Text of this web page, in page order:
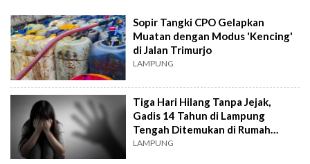
Sopir Tangki CPO Gelapkan
Muatan dengan Modus 'Kencing'
di Jalan Trimurjo
LAMPUNG
Tiga Hari Hilang Tanpa Jejak,
Gadis 14 Tahun di Lampung
Tengah Ditemukan di Rumah
Kontrakan
LAMPUNG